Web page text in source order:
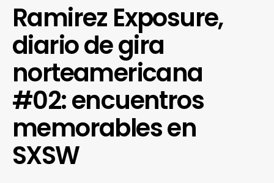
Ramirez Exposure,
diario de gira
norteamericana
#02: encuentros
memorables en
SXSW